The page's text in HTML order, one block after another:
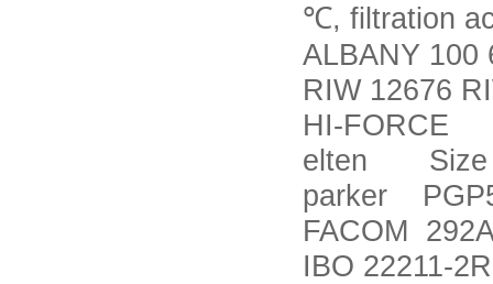
℃, filtration
ALBANY 100
RIW 12676
HI-FORCE
elten Size
parker
FACOM
IBO 22211-